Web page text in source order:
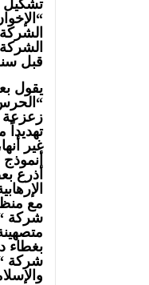
تشكيل
قبل
يقول
زعزعة
تهديداً
غير
أذرع
مع
شركة
بغطاء
شركة